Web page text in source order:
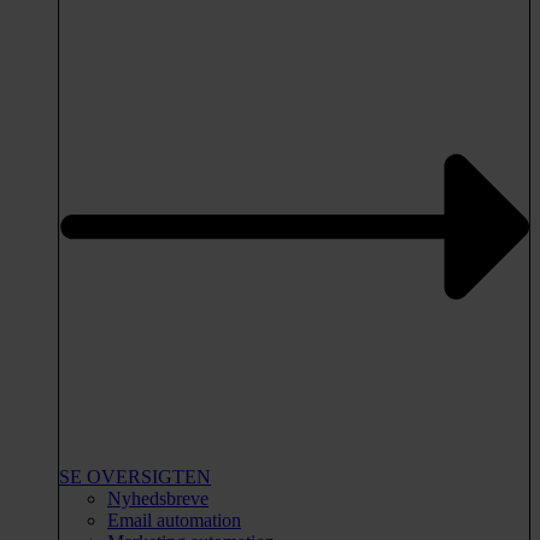
SE OVERSIGTEN
Nyhedsbreve
Email automation